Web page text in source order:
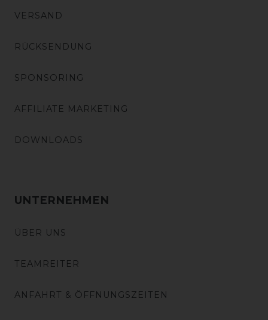
VERSAND
RÜCKSENDUNG
SPONSORING
AFFILIATE MARKETING
DOWNLOADS
UNTERNEHMEN
ÜBER UNS
TEAMREITER
ANFAHRT & ÖFFNUNGSZEITEN